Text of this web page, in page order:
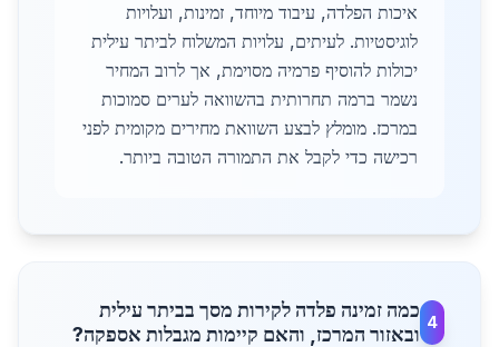
איכות הפלדה, עיבוד מיוחד, זמינות, ועלויות
לוגיסטיות. לעיתים, עלויות המשלוח לביתר עילית
יכולות להוסיף פרמיה מסוימת, אך לרוב המחיר
נשמר ברמה תחרותית בהשוואה לערים סמוכות
במרכז. מומלץ לבצע השוואת מחירים מקומית לפני
רכישה כדי לקבל את התמורה הטובה ביותר.
4
כמה זמינה פלדה לקירות מסך בביתר עילית
ובאזור המרכז, והאם קיימות מגבלות אספקה?